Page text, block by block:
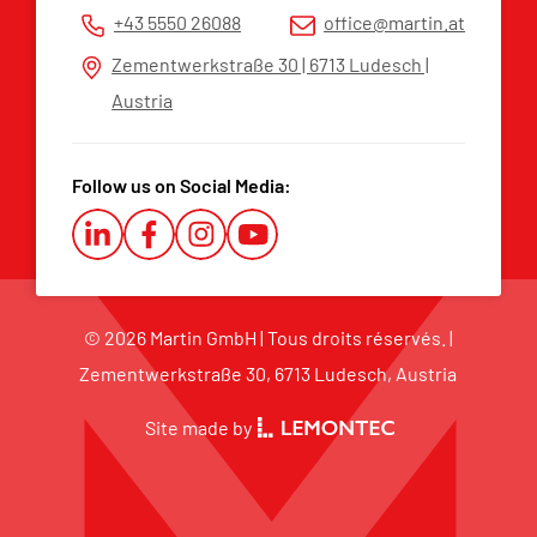
Plateforme d’alerte
+43 5550 26088
office@martin.at
Zementwerkstraße 30 | 6713 Ludesch |
Austria
Follow us on Social Media:
© 2026 Martin GmbH | Tous droits réservés. |
Zementwerkstraße 30, 6713 Ludesch, Austria
Site made by